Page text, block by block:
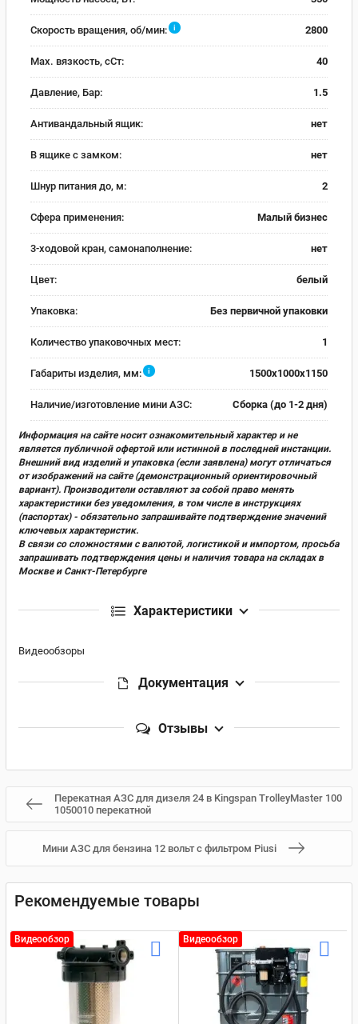
Скорость вращения, об/мин: i 2800
Max. вязкость, сСт: 40
Давление, Бар: 1.5
Антивандальный ящик: нет
В ящике с замком: нет
Шнур питания до, м: 2
Сфера применения: Малый бизнес
3-ходовой кран, самонаполнение: нет
Цвет: белый
Упаковка: Без первичной упаковки
Количество упаковочных мест: 1
Габариты изделия, мм: i 1500x1000x1150
Наличие/изготовление мини АЗС: Сборка (до 1-2 дня)
Информация на сайте носит ознакомительный характер и не
является публичной офертой или истинной в последней инстанции.
Внешний вид изделий и упаковка (если заявлена) могут отличаться
от изображений на сайте (демонстрационный ориентировочный
вариант). Производители оставляют за собой право менять
характеристики без уведомления, в том числе в инструкциях
(паспортах) - обязательно запрашивайте подтверждение значений
ключевых характеристик.
В связи со сложностями с валютой, логистикой и импортом, просьба
запрашивать подтверждения цены и наличия товара на складах в
Москве и Санкт-Петербурге
Характеристики
Видеообзоры
Документация
Отзывы
Перекатная АЗС для дизеля 24 в Kingspan TrolleyMaster 100
1050010 перекатной
Мини АЗС для бензина 12 вольт с фильтром Piusi
Рекомендуемые товары
Видеообзор Видеообзор